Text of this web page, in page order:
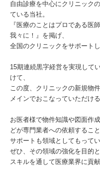
自由診療を中心にクリニック
ている当社。
『医療のことはプロである医
我々に！』を掲げ、
全国のクリニックをサポートし
15期連続黒字経営を実現して
けて、
この度、クリニックの新規物
メインでおこなっていただけ
お医者様で物件知識や図面作
どが専門業者への依頼するこ
サポートも領域としてもってい
ぜひ、その領域の強化を目的
スキルを通して医療業界に貢